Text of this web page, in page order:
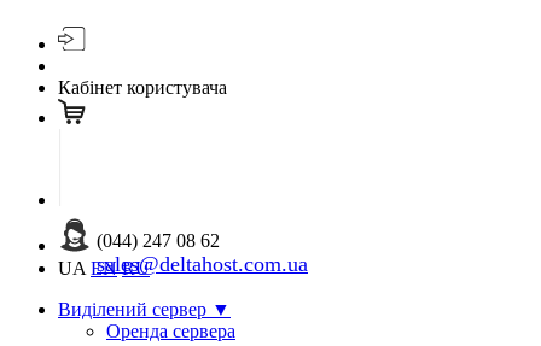
Кабінет користувача
(044) 247 08 62
sales@deltahost.com.ua
UA EN RU
Виділений сервер ▼
Оренда сервера